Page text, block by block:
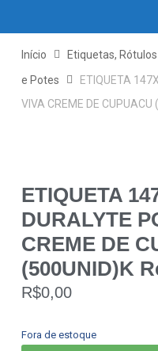
Início Etiquetas,
e Potes
ETIQUETA
VIVA CREME DE
ETIQUETA
DURALYTE
CREME DE
(500UNID)K
R$0,00
Fora de estoque